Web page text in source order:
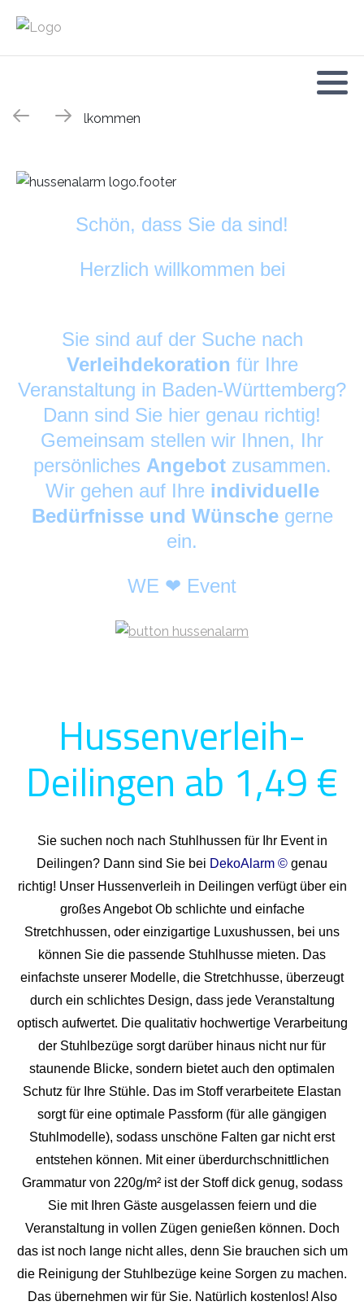
Schön, dass Sie da sind!
Herzlich willkommen bei
Sie sind auf der Suche nach
Verleihdekoration für Ihre
Veranstaltung in Baden-Württemberg?
Dann sind Sie hier genau richtig!
Gemeinsam stellen wir Ihnen, Ihr
persönliches Angebot zusammen.
Wir gehen auf Ihre individuelle
Bedürfnisse und Wünschegerne
ein.
WE ❤ Event
Hussenverleih-
Deilingen ab 1,49 €
Sie suchen noch nach Stuhlhussen für Ihr Event in
Deilingen? Dann sind Sie bei DekoAlarm © genau
richtig! Unser Hussenverleih in Deilingen verfügt über ein
großes Angebot Ob schlichte und einfache
Stretchhussen, oder einzigartige Luxushussen, bei uns
können Sie die passende Stuhlhusse mieten. Das
einfachste unserer Modelle, die Stretchhusse, überzeugt
durch ein schlichtes Design, dass jede Veranstaltung
optisch aufwertet. Die qualitativ hochwertige Verarbeitung
der Stuhlbezüge sorgt darüber hinaus nicht nur für
staunende Blicke, sondern bietet auch den optimalen
Schutz für Ihre Stühle. Das im Stoff verarbeitete Elastan
sorgt für eine optimale Passform (für alle gängigen
Stuhlmodelle), sodass unschöne Falten gar nicht erst
entstehen können. Mit einer überdurchschnittlichen
Grammatur von 220g/m² ist der Stoff dick genug, sodass
Sie mit Ihren Gäste ausgelassen feiern und die
Veranstaltung in vollen Zügen genießen können. Doch
das ist noch lange nicht alles, denn Sie brauchen sich um
die Reinigung der Stuhlbezüge keine Sorgen zu machen.
Das übernehmen wir für Sie. Natürlich kostenlos! Also